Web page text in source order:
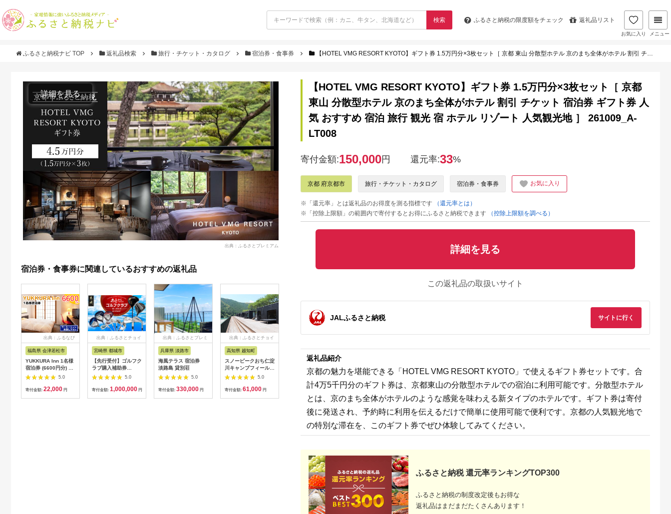
検索 ふるさと納税の限度額をチェック 返礼品リスト
お気に入り メニュー
ふるさと納税ナビ TOP 返礼品検索 旅行・チケット・カタログ 宿泊券・食事券 【HOTEL VMG RESORT KYOTO】ギフト券 1.5万円分×3枚セット［ 京都 東山 分散型ホテル 京のまち全体がホテル 割引 チケット 宿泊券 ギフト券 人気 おすすめ 宿泊 旅行 観光 宿 ホテル リゾート 人気観光地 ］ 261009_A-LT008
詳細を見る
出典：ふるさとプレミアム
宿泊券・食事券に関連しているおすすめの返礼品
出典：ふるなび
福島県 会津若松市
YUKKURA Inn 1名様
宿泊券 (6600円分) ワ
ーケーションお試しプ
ラン｜東北 福島県 会
津若松市 東山温泉 旅
5.0
寄付金額: 22,000 円
出典：ふるさとチョイ
宮崎県 都城市
【先行受付】ゴルフク
ラブ購入補助券
300,000円_GI-
C701_(都城市) ゴルフ
ゴルフクラブ ダンロ
5.0
寄付金額: 1,000,000 円
出典：ふるさとプレミ
兵庫県 淡路市
海風テラス 宿泊券
淡路島 貸別荘
5.0
寄付金額: 330,000 円
出典：ふるさとチョイ
高知県 越知町
スノーピークおち仁淀
川キャンプフィールド
「住箱-jyubako-」ペ
ア宿泊チケット
5.0
寄付金額: 61,000 円
富山県 立山町
立山町 宿泊施設 宿泊
券 15,000円分 (寄附
額 60,000円) 宿泊チ
ケット 宿泊 宿 山小屋
山荘 ホテル 旅 旅行
観光 レジャー チケッ
ト 登山 トレッキング
アルペンルート 山岳
観光 立山観光 立山黒
部観光 F6T-778
寄付金額:60,000
岐阜県 土岐市
まぶし ペア お食事券
/ 鰻 ご飯 チケット 旅
行 お出かけ うなぎ 食
事 ランチ ディナー ペ
ア 夫婦 カップル 送料
無料[MFA002]
寄付金額: 28,000 円
京都 府京都市
んドック PETベーシ
ックコース受診チケッ
ト
寄付金額: 320,000 円
石川県 金沢市
ダーセットアップお仕
立て券 95,000円相当
石川 金沢 加賀百万石
加賀 百万石 北陸 北陸
復興 北陸支援
寄付金額: 317,000 円
栃木県 那須町
利用券 30,000円｜宿
泊 旅行 チケット 宿泊
券 旅行券 観光 国内旅
行 那須 栃木県 那須町
〔G-27〕
寄付金額: 100,000 円
群馬県 長野原町
周辺ほか町内各所で
用可能な長野原町ふ
さと感謝券（3,000円
分）
寄付金額: 10,000
【HOTEL VMG RESORT KYOTO】ギフト券 1.5万円分×3枚セット［ 京都
東山 分散型ホテル 京のまち全体がホテル 割引 チケット 宿泊券 ギフト券 人
気 おすすめ 宿泊 旅行 観光 宿 ホテル リゾート 人気観光地 ］ 261009_A-
LT008
寄付金額:150,000円 還元率:33%
京都 府京都市 旅行・チケット・カタログ 宿泊券・食事券 お気に入り
※「還元率」とは返礼品のお得度を測る指標です
（還元率とは）
※「控除上限額」の範囲内で寄付するとお得にふるさと納税できます
（控除上限額を調べる）
詳細を見る
この返礼品の取扱いサイト
JALふるさと納税 サイトに行く
返礼品紹介
京都の魅力を堪能できる「HOTEL VMG RESORT KYOTO」で使えるギフト券セットです。合
計4万5千円分のギフト券は、京都東山の分散型ホテルでの宿泊に利用可能です。分散型ホテル
とは、京のまち全体がホテルのような感覚を味わえる新タイプのホテルです。ギフト券は寄付
後に発送され、予約時に利用を伝えるだけで簡単に使用可能で便利です。京都の人気観光地で
の特別な滞在を、このギフト券でぜひ体験してみてください。
ふるさと納税 還元率ランキングTOP300
ふるさと納税の制度改定後もお得な
返礼品はまだまだたくさんあります！